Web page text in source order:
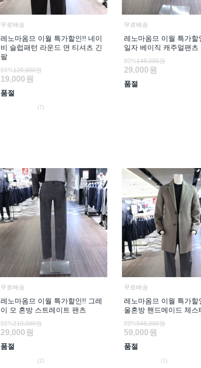
무료배송
레노마옴므 이월 특가할인!! 네이
비 슬럽패턴 라운드 면 티셔츠 긴
팔
84%120,000원
19,000 원
품절
(7)
무료배송
레노마옴므 이월 특가할
일자 베이직 캐주얼팬츠
80%148,000원
29,000 원
품절
무료배송
레노마옴므 이월 특가할인!! 그레
이 모 혼방 스트레이트 팬츠
86%210,000원
29,000 원
품절
(2)
무료배송
레노마옴므 이월 특가할
울혼방 핸드메이드 체스
89%546,000원
59,000 원
품절
(1)